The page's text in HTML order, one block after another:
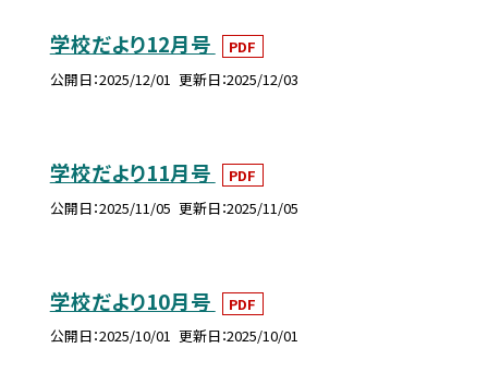
学校だより12月号
PDF
公開日 2025/12/01 更新日 2025/12/03
学校だより11月号
PDF
公開日 2025/11/05 更新日 2025/11/05
学校だより10月号
PDF
公開日 2025/10/01 更新日 2025/10/01